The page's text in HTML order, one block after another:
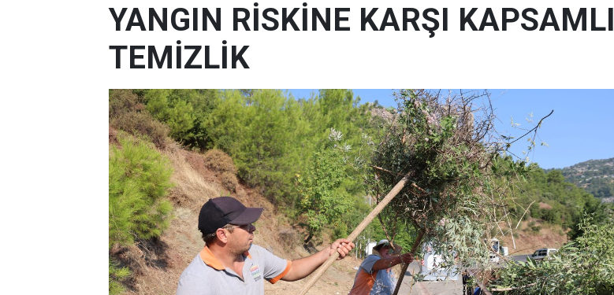
YANGIN RİSKİNE KARŞI KAPSAMLI
TEMİZLİK